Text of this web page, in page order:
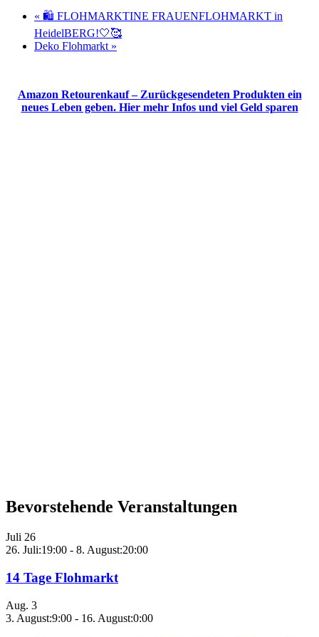
« 🛍 FLOHMARKTINE FRAUENFLOHMARKT in
HeidelBERG!🤍🥰
Deko Flohmarkt »
Amazon Retourenkauf – Zurückgesendeten Produkten ein
neues Leben geben. Hier mehr Infos und viel Geld sparen
Bevorstehende Veranstaltungen
Juli 26
26. Juli:19:00 - 8. August:20:00
14 Tage Flohmarkt
Aug. 3
3. August:9:00 - 16. August:0:00